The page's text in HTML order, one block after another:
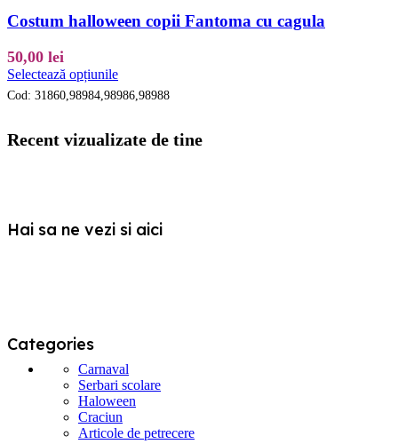
Costum halloween copii Fantoma cu cagula
50,00 lei
Selectează opțiunileAcest
produs
multe
în
Cod: 31860,98984,98986,98988
Recent vizualizate de tine
Hai sa ne vezi si aici
Categories
Carnaval
Serbari scolare
Haloween
Craciun
Articole de petrecere